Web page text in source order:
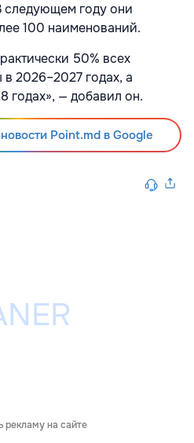
следующем году они
100 наименований.
50% всех
2026–2027 годах, а
годах», — добавил он.
Point.md в Google
рекламу на сайте